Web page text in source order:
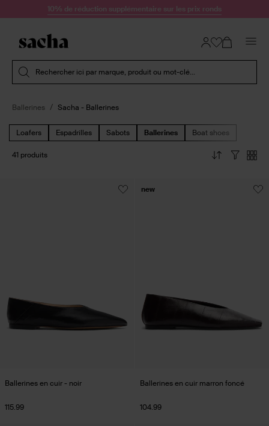
Passer au contenu10% de réduction supplémentaire sur les prix ronds
Rechercher ici par marque, produit ou mot-clé...
Ballerines Sacha - Ballerines
Loafers Espadrilles Sabots Ballerines Boat shoes
41 produits
Ballerines en cuir - noir
115.99
Ballerines en cuir marron foncé
104.99
new